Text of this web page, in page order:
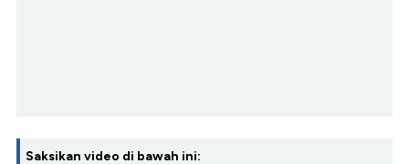
Saksikan video di bawah ini: